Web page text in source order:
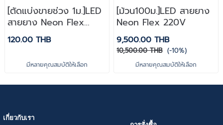
[ตัดแบ่งขายช่วง 1ม.]LED
สายยาง Neon Flex
220V
120.00 THB
มีหลายคุณสมบัติให้เลือก
[ม้วน100ม.]LED สายยาง
Neon Flex 220V
9,500.00 THB
10,500.00 THB (-10%)
มีหลายคุณสมบัติให้เลือก
เกี่ยวกับเรา